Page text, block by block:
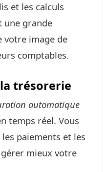
et les calculs
une grande
votre image de
comptables.
trésorerie
automatique
temps réel. Vous
paiements et les
gérer mieux votre